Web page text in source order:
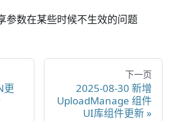
参数在某些时候不生效的问题
更
下一页
2025-08-30 新增
UploadManage 组件
UI库组件更新